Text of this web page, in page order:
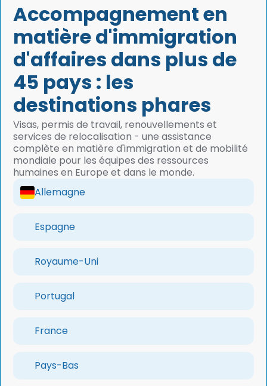
Accompagnement en
matière d'immigration
d'affaires dans plus de
45 pays : les
destinations phares
Visas, permis de travail, renouvellements et
services de relocalisation - une assistance
complète en matière d'immigration et de mobilité
mondiale pour les équipes des ressources
humaines en Europe et dans le monde.
Allemagne
Espagne
Royaume-Uni
Portugal
France
Pays-Bas